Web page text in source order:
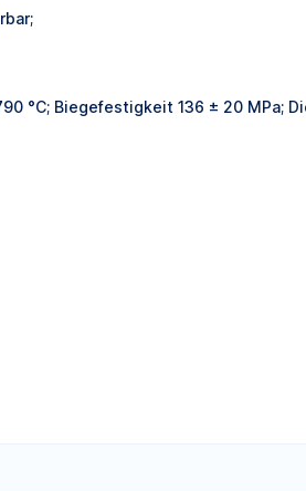
°C; Biegefestigkeit 136 ± 20 MPa;